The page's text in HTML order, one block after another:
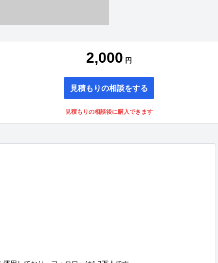
2,000 円
見積もりの相談をする
見積もりの相談後に購入できます